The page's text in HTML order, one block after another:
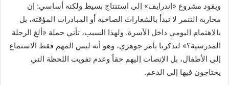
ويقود مشروع «إندرايف» إلى استنتاج بسيط ولكنه أساسي: إن
محاربة التنمر لا تبدأ بالشعارات الصاخبة أو المبادرات المؤقتة، بل
بالاهتمام اليومي داخل الأسرة. ولهذا السبب، تأتي حملة «ألغِ الرحلة
المدرسية؟» لتذكرنا بأمر جوهري، وهو أنه ليس المهم فقط الاستماع
إلى الأطفال، بل الإنصات إليهم حقاً وعدم تفويت اللحظة التي
يحتاجون فيها إلى الدعم.